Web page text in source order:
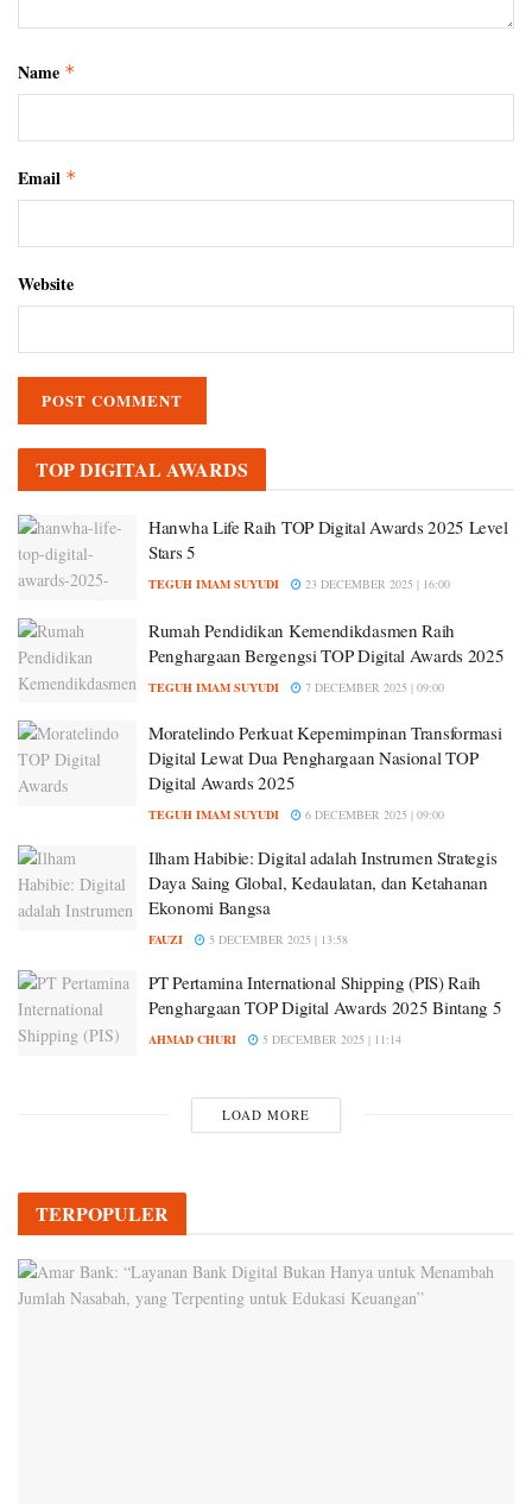
Name *
Email *
Website
TOP DIGITAL AWARDS
Hanwha Life Raih TOP Digital Awards 2025 Level
Stars 5
TEGUH IMAM SUYUDI 23 DECEMBER 2025 | 16:00
Rumah Pendidikan Kemendikdasmen Raih
Penghargaan Bergengsi TOP Digital Awards 2025
TEGUH IMAM SUYUDI 7 DECEMBER 2025 | 09:00
Moratelindo Perkuat Kepemimpinan Transformasi
Digital Lewat Dua Penghargaan Nasional TOP
Digital Awards 2025
TEGUH IMAM SUYUDI 6 DECEMBER 2025 | 09:00
Ilham Habibie: Digital adalah Instrumen Strategis
Daya Saing Global, Kedaulatan, dan Ketahanan
Ekonomi Bangsa
FAUZI 5 DECEMBER 2025 | 13:58
PT Pertamina International Shipping (PIS) Raih
Penghargaan TOP Digital Awards 2025 Bintang 5
AHMAD CHURI 5 DECEMBER 2025 | 11:14
LOAD MORE
TERPOPULER